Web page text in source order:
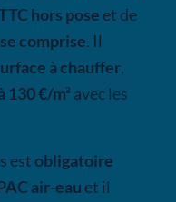
hors pose et de
comprise. Il
à chauffer,
130 €/m²avec les
estobligatoire
air-eau et il